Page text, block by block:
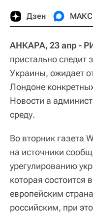
Дзен МАКС
АНКАРА, 23 апр -
пристально следит
Украины, ожидает
Лондоне
Новости а
среду.
Во вторник газета
на источники
урегулированию
которая состоится
европейским
российским, при